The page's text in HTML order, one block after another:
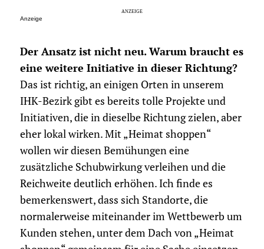
Anzeige
Der Ansatz ist nicht neu. Warum braucht es
eine weitere Initiative in dieser Richtung?
Das ist richtig, an einigen Orten in unserem
IHK-Bezirk gibt es bereits tolle Projekte und
Initiativen, die in dieselbe Richtung zielen, aber
eher lokal wirken. Mit „Heimat shoppen“
wollen wir diesen Bemühungen eine
zusätzliche Schubwirkung verleihen und die
Reichweite deutlich erhöhen. Ich finde es
bemerkenswert, dass sich Standorte, die
normalerweise miteinander im Wettbewerb um
Kunden stehen, unter dem Dach von „Heimat